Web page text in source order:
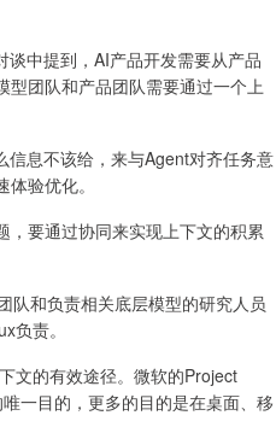
中提到，AI产品开发需要从产品
型团队和产品团队需要通过一个上
信息不该给，来与Agent对齐任务意
验优化。
，要通过协同来实现上下文的积累
队和负责相关底层模型的研究人员
负责。
文的有效途径。微软的Project
一目的，更多的目的是在桌面、移